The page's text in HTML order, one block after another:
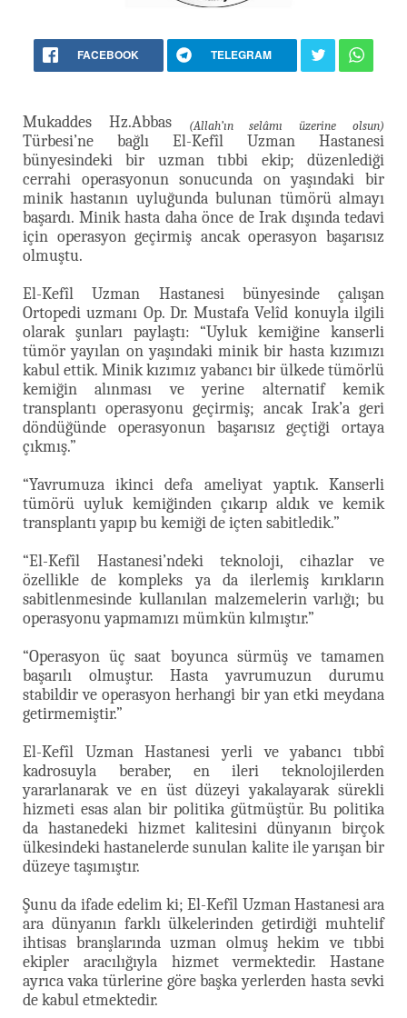
FACEBOOK TELEGRAM
Mukaddes Hz.Abbas (Allah’ın selâmı üzerine olsun)
Türbesi’ne bağlı El-Kefîl Uzman Hastanesi
bünyesindeki bir uzman tıbbi ekip; düzenlediği
cerrahi operasyonun sonucunda on yaşındaki bir
minik hastanın uyluğunda bulunan tümörü almayı
başardı. Minik hasta daha önce de Irak dışında tedavi
için operasyon geçirmiş ancak operasyon başarısız
olmuştu.
El-Kefîl Uzman Hastanesi bünyesinde çalışan
Ortopedi uzmanı Op. Dr. Mustafa Velîd konuyla ilgili
olarak şunları paylaştı: “Uyluk kemiğine kanserli
tümör yayılan on yaşındaki minik bir hasta kızımızı
kabul ettik. Minik kızımız yabancı bir ülkede tümörlü
kemiğin alınması ve yerine alternatif kemik
transplantı operasyonu geçirmiş; ancak Irak’a geri
döndüğünde operasyonun başarısız geçtiği ortaya
çıkmış.”
“Yavrumuza ikinci defa ameliyat yaptık. Kanserli
tümörü uyluk kemiğinden çıkarıp aldık ve kemik
transplantı yapıp bu kemiği de içten sabitledik.”
“El-Kefîl Hastanesi’ndeki teknoloji, cihazlar ve
özellikle de kompleks ya da ilerlemiş kırıkların
sabitlenmesinde kullanılan malzemelerin varlığı; bu
operasyonu yapmamızı mümkün kılmıştır.”
“Operasyon üç saat boyunca sürmüş ve tamamen
başarılı olmuştur. Hasta yavrumuzun durumu
stabildir ve operasyon herhangi bir yan etki meydana
getirmemiştir.”
El-Kefîl Uzman Hastanesi yerli ve yabancı tıbbî
kadrosuyla beraber, en ileri teknolojilerden
yararlanarak ve en üst düzeyi yakalayarak sürekli
hizmeti esas alan bir politika gütmüştür. Bu politika
da hastanedeki hizmet kalitesini dünyanın birçok
ülkesindeki hastanelerde sunulan kalite ile yarışan bir
düzeye taşımıştır.
Şunu da ifade edelim ki; El-Kefîl Uzman Hastanesi ara
ara dünyanın farklı ülkelerinden getirdiği muhtelif
ihtisas branşlarında uzman olmuş hekim ve tıbbi
ekipler aracılığıyla hizmet vermektedir. Hastane
ayrıca vaka türlerine göre başka yerlerden hasta sevki
de kabul etmektedir.